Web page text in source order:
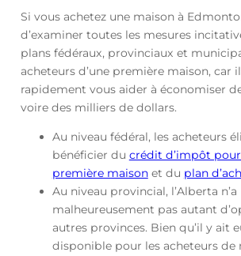
Si vous achetez une maison à
d’examiner toutes les mesures
plans fédéraux, provinciaux et
acheteurs d’une première maison, car
rapidement vous aider à économiser
voire des milliers de dollars.
Au niveau fédéral, les acheteurs
bénéficier du crédit d’impôt pour
première maisonet du plan
Au niveau provincial, l’Alberta n’a
malheureusement pas autant
autres provinces. Bien qu’il y ait
disponible pour les acheteurs de